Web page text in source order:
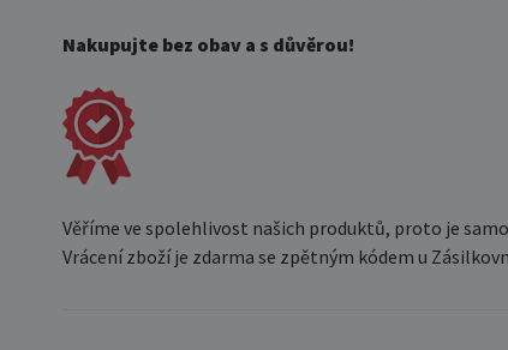
Nakupujte bez obav a s důvěrou!
Věříme ve spolehlivost našich produktů, proto je
Vrácení zboží je zdarma se zpětným kódem u